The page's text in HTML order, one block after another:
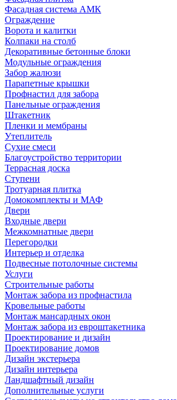
Фасадная система АМК
Ограждение
Ворота и калитки
Колпаки на столб
Декоративные бетонные блоки
Модульные ограждения
Забор жалюзи
Парапетные крышки
Профнастил для забора
Панельные ограждения
Штакетник
Пленки и мембраны
Утеплитель
Сухие смеси
Благоустройство территории
Террасная доска
Ступени
Тротуарная плитка
Домокомплекты и МАФ
Двери
Входные двери
Межкомнатные двери
Перегородки
Интерьер и отделка
Подвесные потолочные системы
Услуги
Строительные работы
Монтаж забора из профнастила
Кровельные работы
Монтаж мансардных окон
Монтаж забора из евроштакетника
Проектирование и дизайн
Проектирование домов
Дизайн экстерьера
Дизайн интерьера
Ландшафтный дизайн
Дополнительные услуги